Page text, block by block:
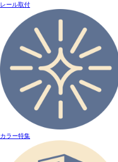
レール取付
カラー特集